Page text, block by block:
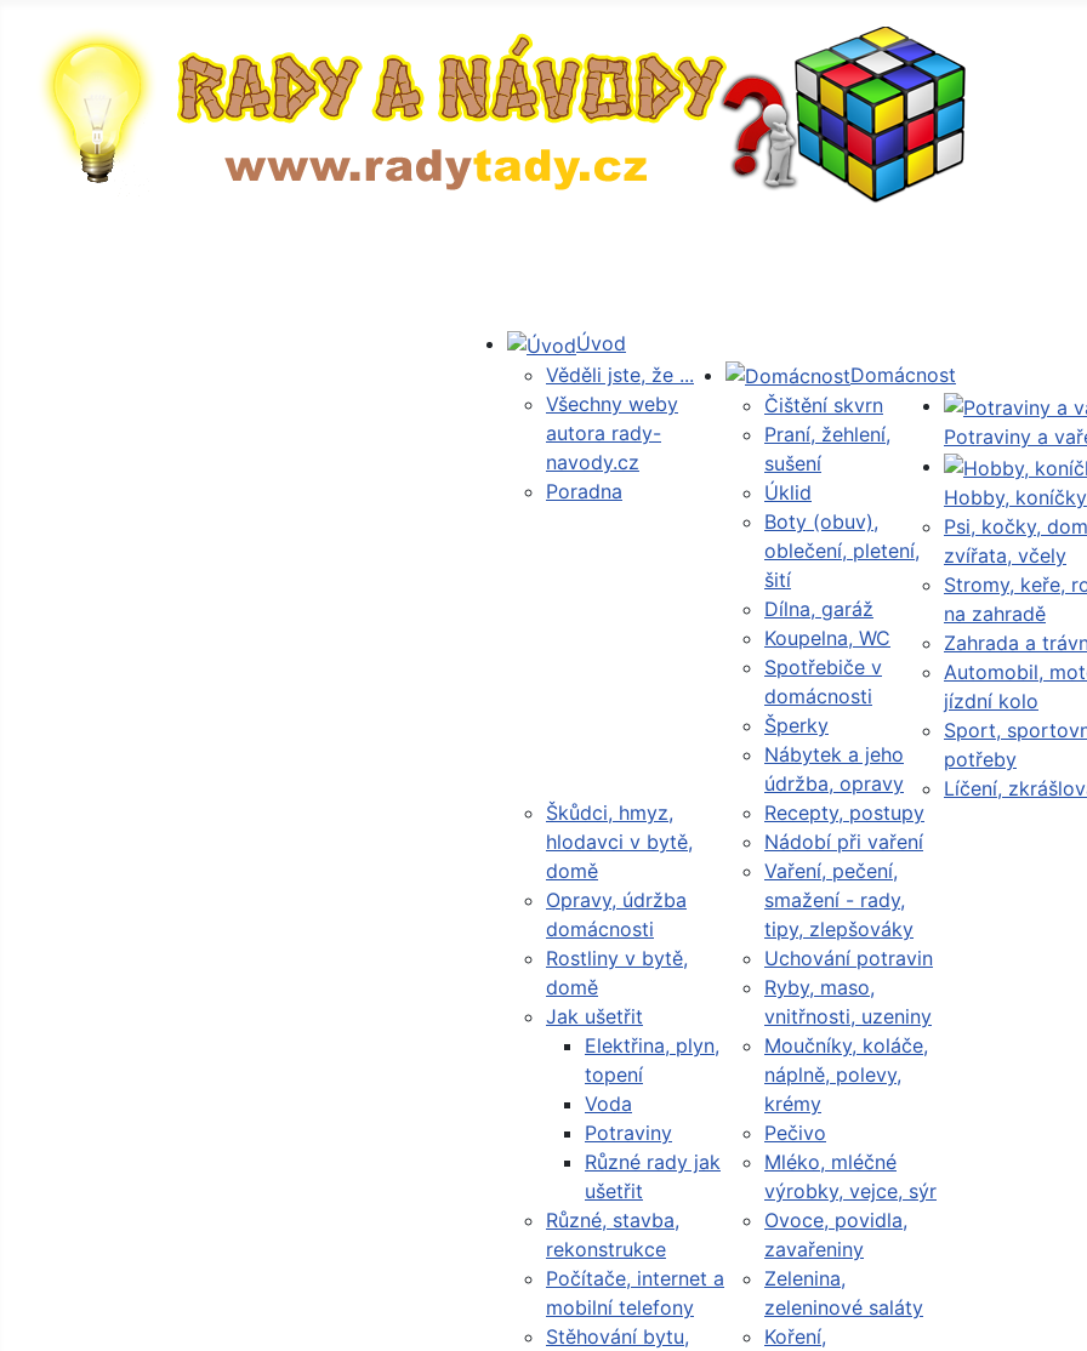
Úvod
Věděli jste, že ...
Všechny weby
autora rady-
navody.cz
Poradna
Domácnost
Čištění skvrn
Praní, žehlení,
sušení
Úklid
Boty (obuv),
oblečení, pletení,
šití
Dílna, garáž
Koupelna, WC
Spotřebiče v
domácnosti
Šperky
Nábytek a jeho
údržba, opravy
Škůdci, hmyz,
hlodavci v bytě,
domě
Opravy, údržba
domácnosti
Rostliny v bytě,
domě
Jak ušetřit
Elektřina, plyn,
topení
Voda
Potraviny
Různé rady jak
ušetřit
Různé, stavba,
rekonstrukce
Počítače, internet a
mobilní telefony
Stěhování bytu,
Potraviny a
Recepty, postupy
Nádobí při vaření
Vaření, pečení,
smažení - rady,
tipy, zlepšováky
Uchování potravin
Ryby, maso,
vnitřnosti, uzeniny
Moučníky, koláče,
náplně, polevy,
krémy
Pečivo
Mléko, mléčné
výrobky, vejce, sýr
Ovoce, povidla,
zavařeniny
Zelenina,
zeleninové saláty
Koření,
Hobby, koníčky
Psi, kočky,
zvířata, včely
Stromy, keře,
na zahradě
Zahrada a
Automobil,
jízdní kolo
Sport,
potřeby
Líčení,